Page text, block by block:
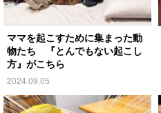
ママを起こすために集まった動
物たち 『とんでもない起こし
方』がこちら
2024.09.05